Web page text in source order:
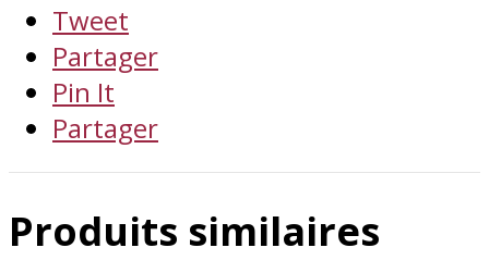
Tweet
Partager
Pin It
Partager
Produits similaires